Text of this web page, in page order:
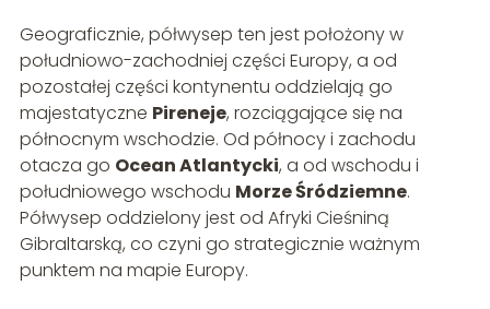
Geograficznie, półwysep ten jest położony w
południowo-zachodniej części Europy, a od
pozostałej części kontynentu oddzielają go
majestatyczne Pireneje, rozciągające się na
północnym wschodzie. Od północy i zachodu
otacza go Ocean Atlantycki, a od wschodu i
południowego wschodu Morze Śródziemne.
Półwysep oddzielony jest od Afryki Cieśniną
Gibraltarską, co czyni go strategicznie ważnym
punktem na mapie Europy.